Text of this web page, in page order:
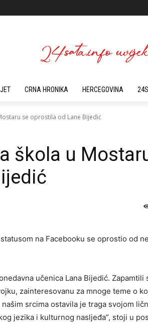
CRNA HRONIKA HERCEGOVINA
se oprostila od Lane Bijedić
škola u
na Facebooku se oprostio od
učenica Lana Bijedić. Zapamtili
zainteresovanu za mnoge teme o
srcima ostavila je traga svojom
jezika i kulturnog nasljeđa”, stoji u